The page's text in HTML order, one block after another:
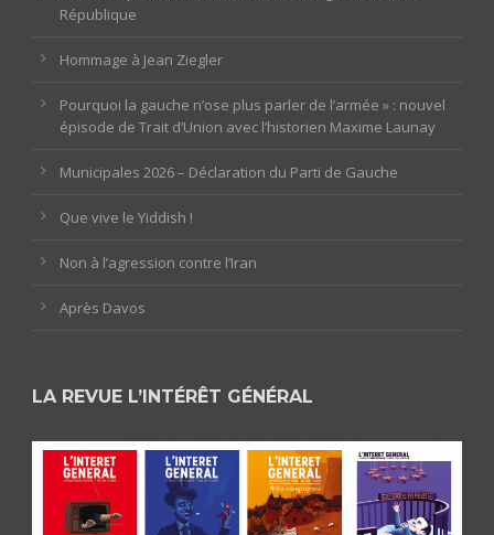
République
Hommage à Jean Ziegler
Pourquoi la gauche n’ose plus parler de l’armée » : nouvel
épisode de Trait d’Union avec l’historien Maxime Launay
Municipales 2026 – Déclaration du Parti de Gauche
Que vive le Yiddish !
Non à l’agression contre l’Iran
Après Davos
LA REVUE L’INTÉRÊT GÉNÉRAL